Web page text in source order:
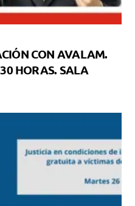
CON AVALAM.
HORAS. SALA